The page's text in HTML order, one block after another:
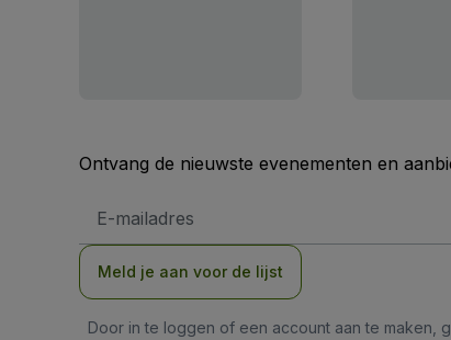
Ontvang de nieuwste evenementen en
mailadres
Meld je aan voor de lijst
Door in te loggen of een account aan te maken,